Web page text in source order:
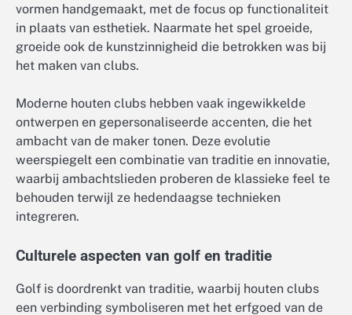
vormen handgemaakt, met de focus op functionaliteit
in plaats van esthetiek. Naarmate het spel groeide,
groeide ook de kunstzinnigheid die betrokken was bij
het maken van clubs.
Moderne houten clubs hebben vaak ingewikkelde
ontwerpen en gepersonaliseerde accenten, die het
ambacht van de maker tonen. Deze evolutie
weerspiegelt een combinatie van traditie en innovatie,
waarbij ambachtslieden proberen de klassieke feel te
behouden terwijl ze hedendaagse technieken
integreren.
Culturele aspecten van golf en traditie
Golf is doordrenkt van traditie, waarbij houten clubs
een verbinding symboliseren met het erfgoed van de